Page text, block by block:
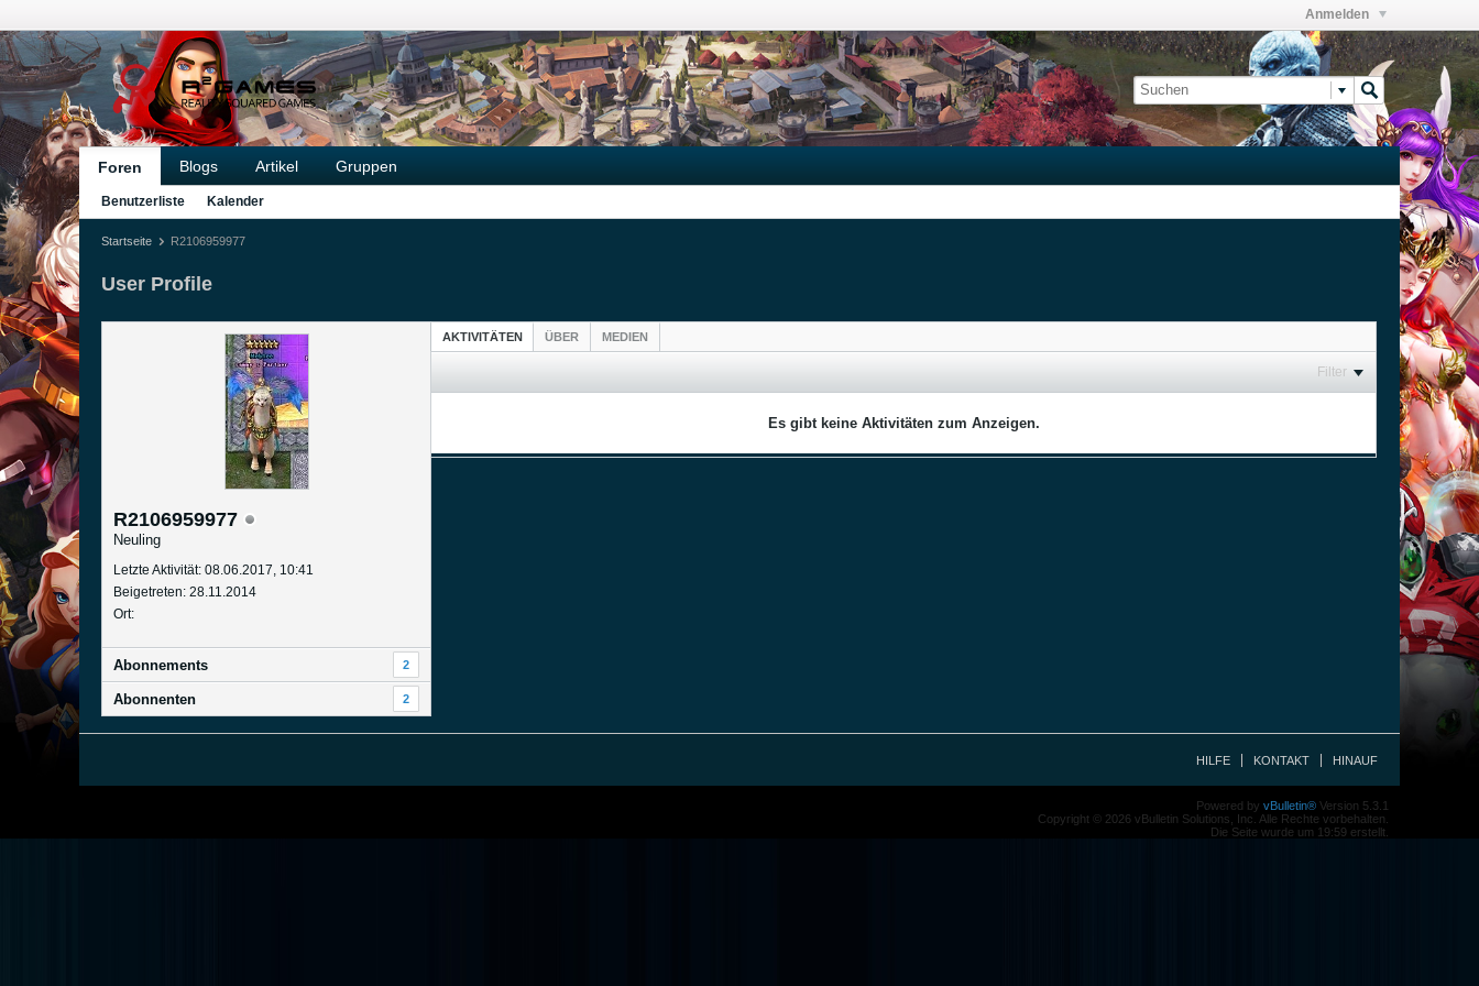
Anmelden
Foren Blogs Artikel Gruppen
Benutzerliste Kalender
Startseite R2106959977
User Profile
R2106959977
Neuling
Letzte Aktivität: 08.06.2017, 10:41
Beigetreten: 28.11.2014
Ort:
Abonnements 2
Abonnenten 2
AKTIVITÄTEN ÜBER MEDIEN
Filter
Es gibt keine Aktivitäten zum Anzeigen.
HILFE KONTAKT HINAUF
Powered by vBulletin® Version 5.3.1
Copyright © 2026 vBulletin Solutions, Inc. Alle Rechte vorbehalten.
Die Seite wurde um 19:59 erstellt.